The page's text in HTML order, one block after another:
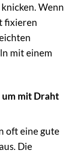
Wenn
fixieren
mit einem
um mit Draht
oft eine gute
Die